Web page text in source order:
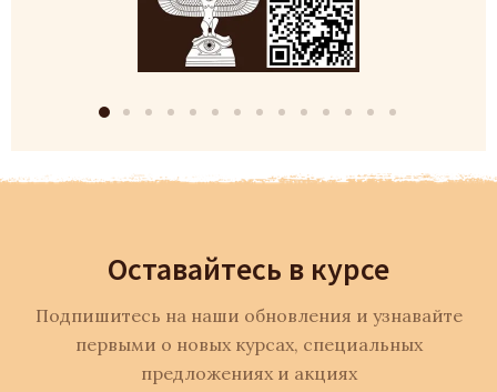
Оставайтесь в курсе
Подпишитесь на наши обновления и узнавайте
первыми о новых курсах, специальных
предложениях и акциях